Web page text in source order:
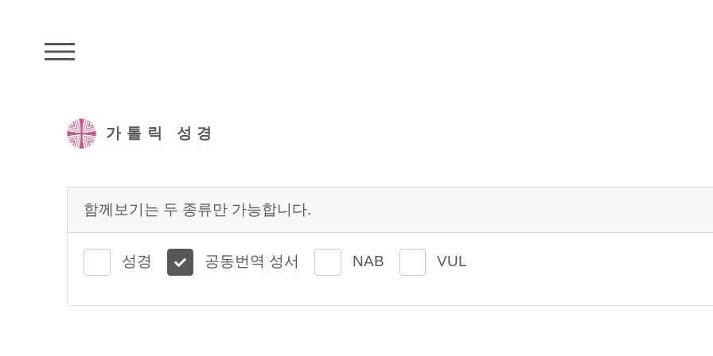
가톨릭 성경
함께보기는 두 종류만 가능합니다.
성경 공동번역 성서 NAB VUL